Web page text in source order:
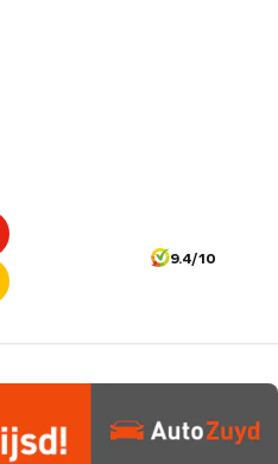
9.4/10